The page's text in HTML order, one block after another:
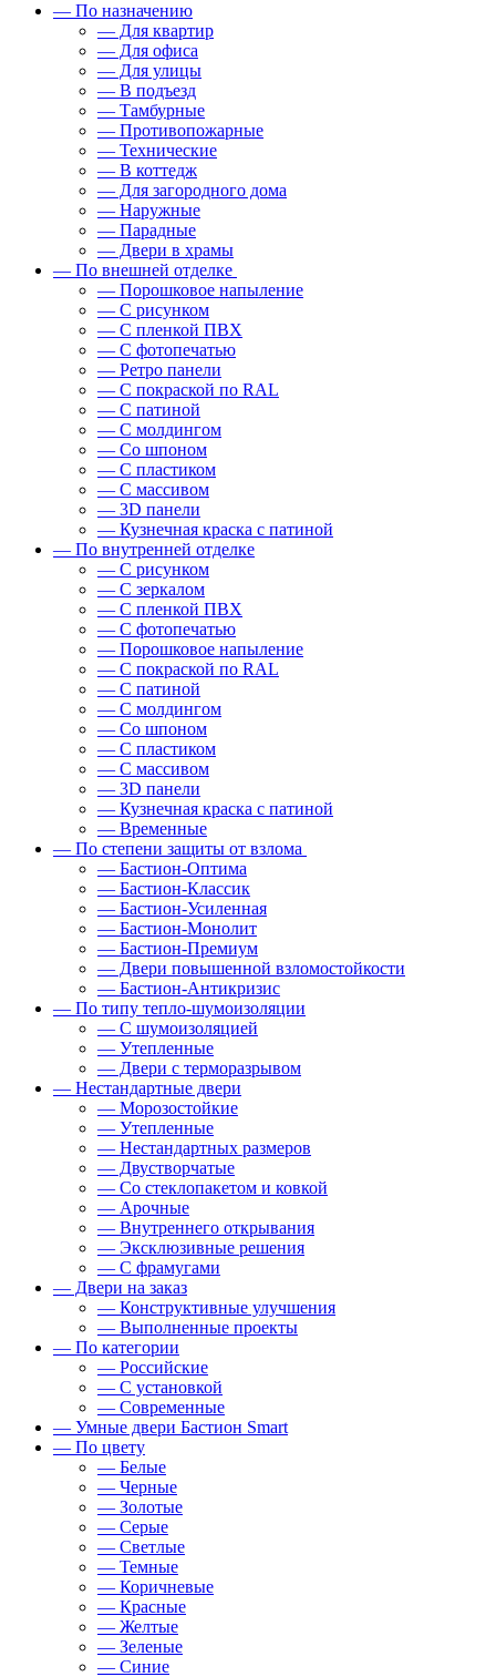
— По назначению
— Для квартир
— Для офиса
— Для улицы
— В подъезд
— Тамбурные
— Противопожарные
— Технические
— В коттедж
— Для загородного дома
— Наружные
— Парадные
— Двери в храмы
— По внешней отделке
— Порошковое напыление
— С рисунком
— С пленкой ПВХ
— С фотопечатью
— Ретро панели
— С покраской по RAL
— С патиной
— С молдингом
— Со шпоном
— С пластиком
— С массивом
— 3D панели
— Кузнечная краска с патиной
— По внутренней отделке
— С рисунком
— С зеркалом
— С пленкой ПВХ
— С фотопечатью
— Порошковое напыление
— С покраской по RAL
— С патиной
— С молдингом
— Со шпоном
— С пластиком
— С массивом
— 3D панели
— Кузнечная краска с патиной
— Временные
— По степени защиты от взлома
— Бастион-Оптима
— Бастион-Классик
— Бастион-Усиленная
— Бастион-Монолит
— Бастион-Премиум
— Двери повышенной взломостойкости
— Бастион-Антикризис
— По типу тепло-шумоизоляции
— С шумоизоляцией
— Утепленные
— Двери с терморазрывом
— Нестандартные двери
— Морозостойкие
— Утепленные
— Нестандартных размеров
— Двустворчатые
— Со стеклопакетом и ковкой
— Арочные
— Внутреннего открывания
— Эксклюзивные решения
— С фрамугами
— Двери на заказ
— Конструктивные улучшения
— Выполненные проекты
— По категории
— Российские
— С установкой
— Современные
— Умные двери Бастион Smart
— По цвету
— Белые
— Черные
— Золотые
— Серые
— Светлые
— Темные
— Коричневые
— Красные
— Желтые
— Зеленые
— Синие